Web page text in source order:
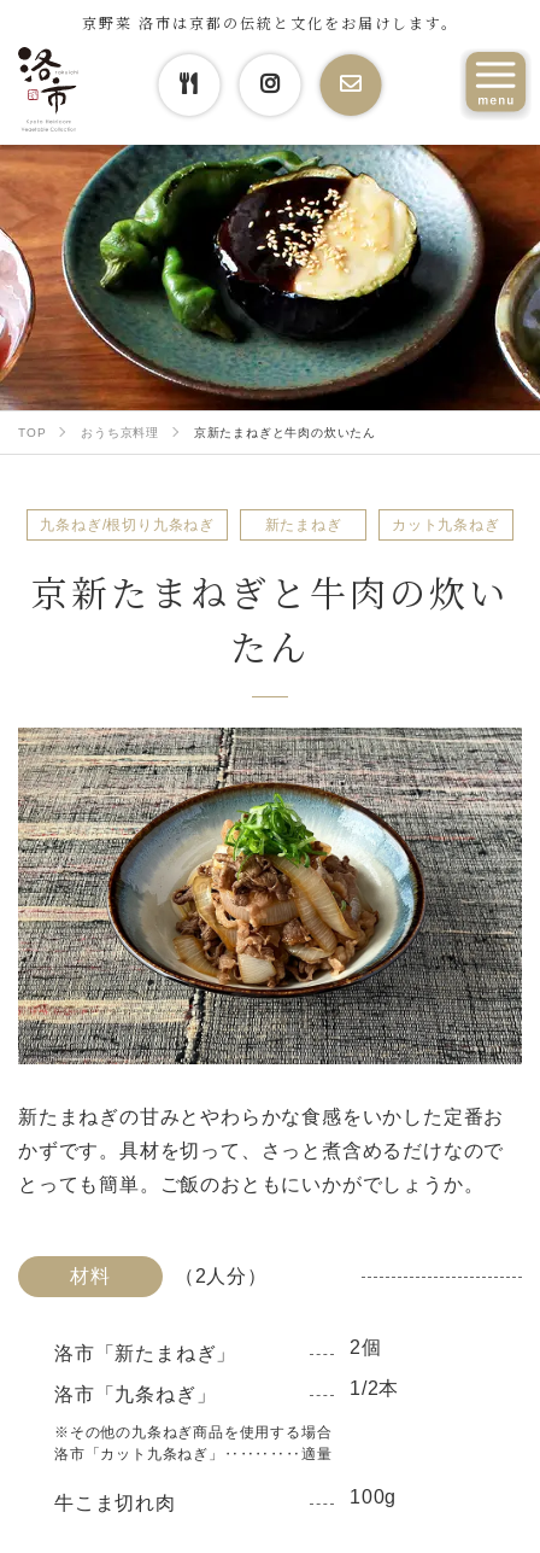
京野菜 洛市は京都の伝統と文化をお届けします。
TOP おうち京料理 京新たまねぎと牛肉の炊いたん
九条ねぎ/根切り九条ねぎ 新たまねぎ カット九条ねぎ
京新たまねぎと牛肉の炊い
たん
新たまねぎの甘みとやわらかな食感をいかした定番お
かずです。具材を切って、さっと煮含めるだけなので
とっても簡単。ご飯のおともにいかがでしょうか。
材料 （2人分）
洛市「新たまねぎ」 2個
洛市「九条ねぎ」 1/2本
※その他の九条ねぎ商品を使用する場合
洛市「カット九条ねぎ」‥‥‥‥‥適量
牛こま切れ肉 100g